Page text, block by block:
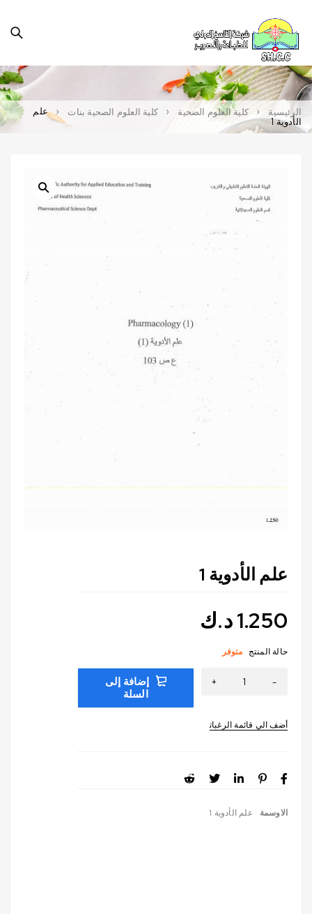
الرئيسية كلية العلوم الصحية كلية العلوم الصحية بنات
علم
الأدوية 1
علم الأدوية 1
1.250د.ك
حالة المنتج متوفر
إضافة إلى
السلة
الاوسمة علم الأدوية 1